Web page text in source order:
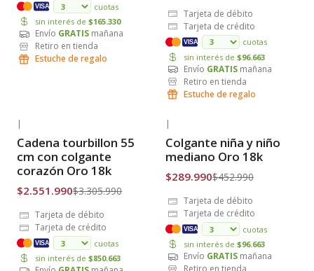
VISA
cuotas
sin interés de $165.330
Envío GRATIS mañana
Retiro en tienda
Estuche de regalo
Tarjeta de débito
Tarjeta de crédito
VISA
cuotas
sin interés de $96.663
Envío GRATIS mañana
Retiro en tienda
Estuche de regalo
Envío Gratis
|
Cadena tourbillon 55
cm con colgante
corazón Oro 18k
$2.551.990$3.305.990
Tarjeta de débito
Tarjeta de crédito
VISA
cuotas
sin interés de $850.663
Envío Gratis
|
Colgante niña y niño
mediano Oro 18k
$289.990$452.990
Tarjeta de débito
Tarjeta de crédito
VISA
cuotas
sin interés de $96.663
Envío GRATIS mañana